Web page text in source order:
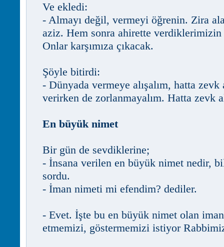
Ve ekledi:
- Almayı değil, vermeyi öğrenin. Zira
aziz. Hem sonra ahirette verdiklerimizin
Onlar karşımıza çıkacak.
Şöyle bitirdi:
- Dünyada vermeye alışalım, hatta
verirken de zorlanmayalım. Hatta zevk
En büyük nimet
Bir gün de sevdiklerine;
- İnsana verilen en büyük nimet nedir,
sordu.
- İman nimeti mi efendim? dediler.
- Evet. İşte bu en büyük nimet olan iman
etmemizi, göstermemizi istiyor